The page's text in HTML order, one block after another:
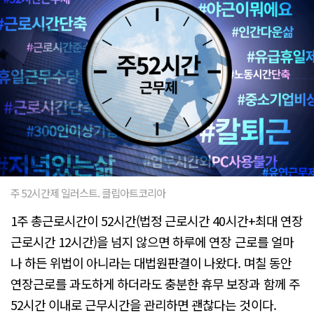
주 52시간제 일러스트. 클립아트코리아
1주 총근로시간이 52시간(법정 근로시간 40시간+최대 연장
근로시간 12시간)을 넘지 않으면 하루에 연장 근로를 얼마
나 하든 위법이 아니라는 대법원판결이 나왔다. 며칠 동안
연장근로를 과도하게 하더라도 충분한 휴무 보장과 함께 주
52시간 이내로 근무시간을 관리하면 괜찮다는 것이다.